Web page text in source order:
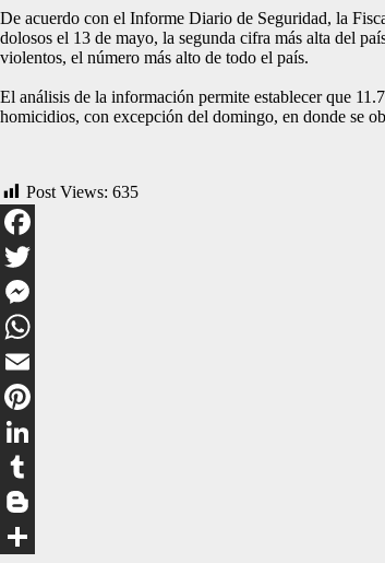
De acuerdo con el Informe Diario de Seguridad, la
dolosos el 13 de mayo, la segunda cifra más alta del
violentos, el número más alto de todo el país.
El análisis de la información permite establecer que
homicidios, con excepción del domingo, en donde se
Post Views: 635
Facebook
Twitter
Messenger
WhatsApp
Email
Pinterest
LinkedIn
Tumblr
Blogger